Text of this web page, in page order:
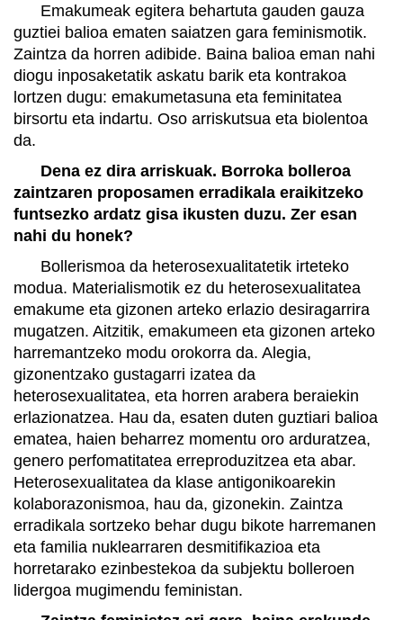
Emakumeak egitera behartuta gauden gauza
guztiei balioa ematen saiatzen gara feminismotik.
Zaintza da horren adibide. Baina balioa eman nahi
diogu inposaketatik askatu barik eta kontrakoa
lortzen dugu: emakumetasuna eta feminitatea
birsortu eta indartu. Oso arriskutsua eta biolentoa
da.
Dena ez dira arriskuak. Borroka bolleroa
zaintzaren proposamen erradikala eraikitzeko
funtsezko ardatz gisa ikusten duzu. Zer esan
nahi du honek?
Bollerismoa da heterosexualitatetik irteteko
modua. Materialismotik ez du heterosexualitatea
emakume eta gizonen arteko erlazio desiragarrira
mugatzen. Aitzitik, emakumeen eta gizonen arteko
harremantzeko modu orokorra da. Alegia,
gizonentzako gustagarri izatea da
heterosexualitatea, eta horren arabera beraiekin
erlazionatzea. Hau da, esaten duten guztiari balioa
ematea, haien beharrez momentu oro arduratzea,
genero perfomatitatea erreproduzitzea eta abar.
Heterosexualitatea da klase antigonikoarekin
kolaborazonismoa, hau da, gizonekin. Zaintza
erradikala sortzeko behar dugu bikote harremanen
eta familia nuklearraren desmitifikazioa eta
horretarako ezinbestekoa da subjektu bolleroen
lidergoa mugimendu feministan.